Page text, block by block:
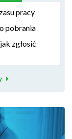
pracy
pobrania
zgłosić